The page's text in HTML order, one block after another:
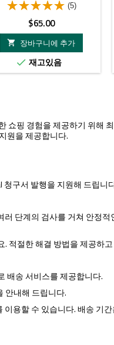
(5)
가
격
$65.00

장바구니에 추가
 재고있음
쇼핑 경험을 제공하기 위해
원을 제공합니다.
청구서 발행을 지원해 드립니
단계의 검사를 거쳐 안정
적절한 해결 방법을 제공하
배송 서비스를 제공합니다.
안내해 드립니다.
이용할 수 있습니다. 배송 기